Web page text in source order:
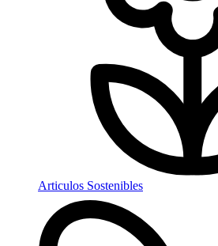
Articulos Sostenibles